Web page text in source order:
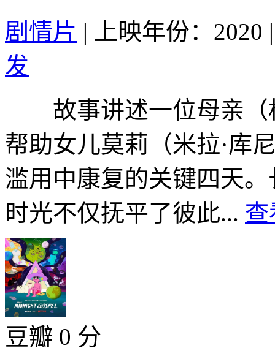
剧情片 | 上映年份：2020 |
发
故事讲述一位母亲（
帮助女儿莫莉（米拉·库
滥用中康复的关键四天
时光不仅抚平了彼此... 查
豆瓣 0 分